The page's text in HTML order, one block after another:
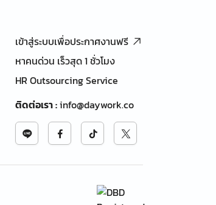
เข้าสู่ระบบเพื่อประกาศงานฟรี
หาคนด่วน เร็วสุด 1 ชั่วโมง
HR Outsourcing Service
ติดต่อเรา:info@daywork.co